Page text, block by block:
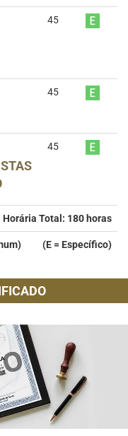
45
45
45
Horária Total: 180 horas
(E = Específico)